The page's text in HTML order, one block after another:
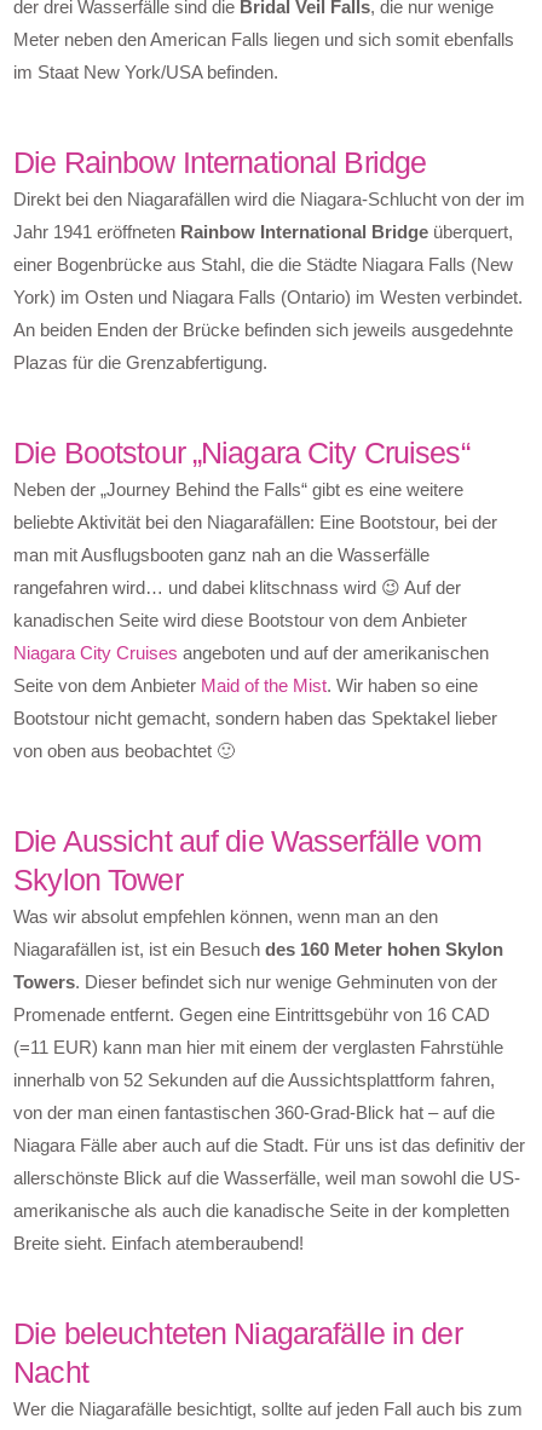
der drei Wasserfälle sind die Bridal Veil Falls, die nur wenige
Meter neben den American Falls liegen und sich somit ebenfalls
im Staat New York/USA befinden.
Die Rainbow International Bridge
Direkt bei den Niagarafällen wird die Niagara-Schlucht von der im
Jahr 1941 eröffneten Rainbow International Bridge überquert,
einer Bogenbrücke aus Stahl, die die Städte Niagara Falls (New
York) im Osten und Niagara Falls (Ontario) im Westen verbindet.
An beiden Enden der Brücke befinden sich jeweils ausgedehnte
Plazas für die Grenzabfertigung.
Die Bootstour „Niagara City Cruises“
Neben der „Journey Behind the Falls“ gibt es eine weitere
beliebte Aktivität bei den Niagarafällen: Eine Bootstour, bei der
man mit Ausflugsbooten ganz nah an die Wasserfälle
rangefahren wird… und dabei klitschnass wird 😉 Auf der
kanadischen Seite wird diese Bootstour von dem Anbieter
Niagara City Cruises angeboten und auf der amerikanischen
Seite von dem Anbieter Maid of the Mist. Wir haben so eine
Bootstour nicht gemacht, sondern haben das Spektakel lieber
von oben aus beobachtet 🙂
Die Aussicht auf die Wasserfälle vom
Skylon Tower
Was wir absolut empfehlen können, wenn man an den
Niagarafällen ist, ist ein Besuchdes 160 Meter hohen Skylon
Towers. Dieser befindet sich nur wenige Gehminuten von der
Promenade entfernt. Gegen eine Eintrittsgebühr von 16 CAD
(=11 EUR) kann man hier mit einem der verglasten Fahrstühle
innerhalb von 52 Sekunden auf die Aussichtsplattform fahren,
von der man einen fantastischen 360-Grad-Blick hat – auf die
Niagara Fälle aber auch auf die Stadt. Für uns ist das definitiv der
allerschönste Blick auf die Wasserfälle, weil man sowohl die US-
amerikanische als auch die kanadische Seite in der kompletten
Breite sieht. Einfach atemberaubend!
Die beleuchteten Niagarafälle in der
Nacht
Wer die Niagarafälle besichtigt, sollte auf jeden Fall auch bis zum